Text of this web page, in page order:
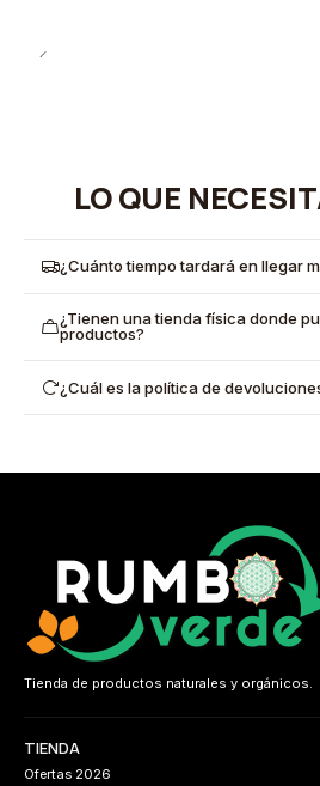
LO QUE
¿Cuánto tiempo tardará en llegar
¿Tienen una tienda física donde
productos?
¿Cuál es la política de
Tienda de productos naturales y orgánicos.
TIENDA
Ofertas 2026